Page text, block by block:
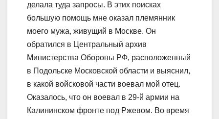
делала туда запросы. В этих поисках
большую помощь мне оказал племянник
моего мужа, живущий в Москве. Он
обратился в Центральный архив
Министерства Обороны РФ, расположенный
в Подольске Московской области и выяснил,
в какой войсковой части воевал мой отец.
Оказалось, что он воевал в 29-й армии на
Калининском фронте под Ржевом. Во время